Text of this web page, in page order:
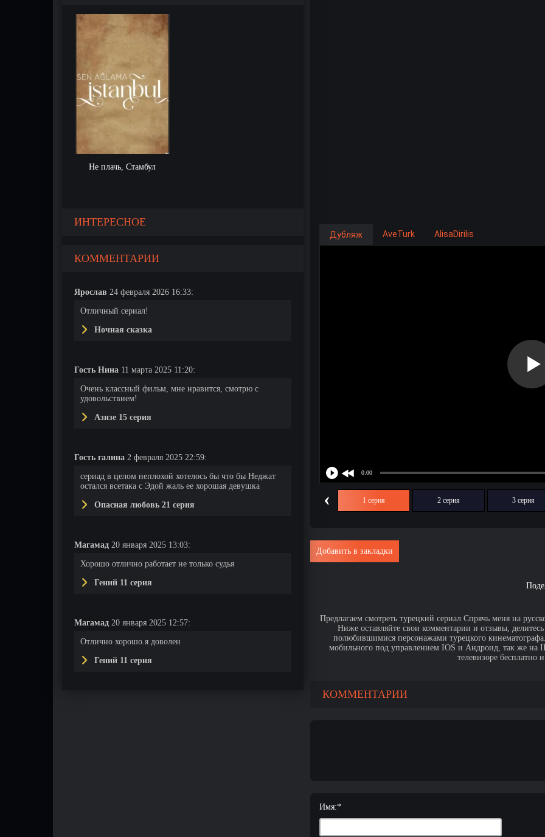
Не плачь, Стамбул
ИНТЕРЕСНОЕ
КОММЕНТАРИИ
Ярослав 24 февраля 2026 16:33:
Отличный сериал!
Ночная сказка
Гость Нина 11 марта 2025 11:20:
Очень классный фильм, мне нравится, смотрю с
удовольствием!
Азизе 15 серия
Гость галина 2 февраля 2025 22:59:
сериад в целом неплохой хотелось бы что бы Неджат
остался всетака с Эдой жаль ее хорошая девушка
Опасная любовь 21 серия
Магамад 20 января 2025 13:03:
Хорошо отлично работает не только судья
Гений 11 серия
Магамад 20 января 2025 12:57:
Отлично хорошо.я доволен
Гений 11 серия
Дубляж AveTurk AlisaDirilis
‹ 1 серия 2 серия 3 серия
Добавить в закладки
Предлагаем смотреть турецкий сериал Спрячь меня на
Ниже оставляйте свои комментарии и отзывы,
полюбившимися персонажами турецкого
мобильного под управлением IOS и Андроид, так же на
телевизоре бесплатно
КОММЕНТАРИИ
Имя:*